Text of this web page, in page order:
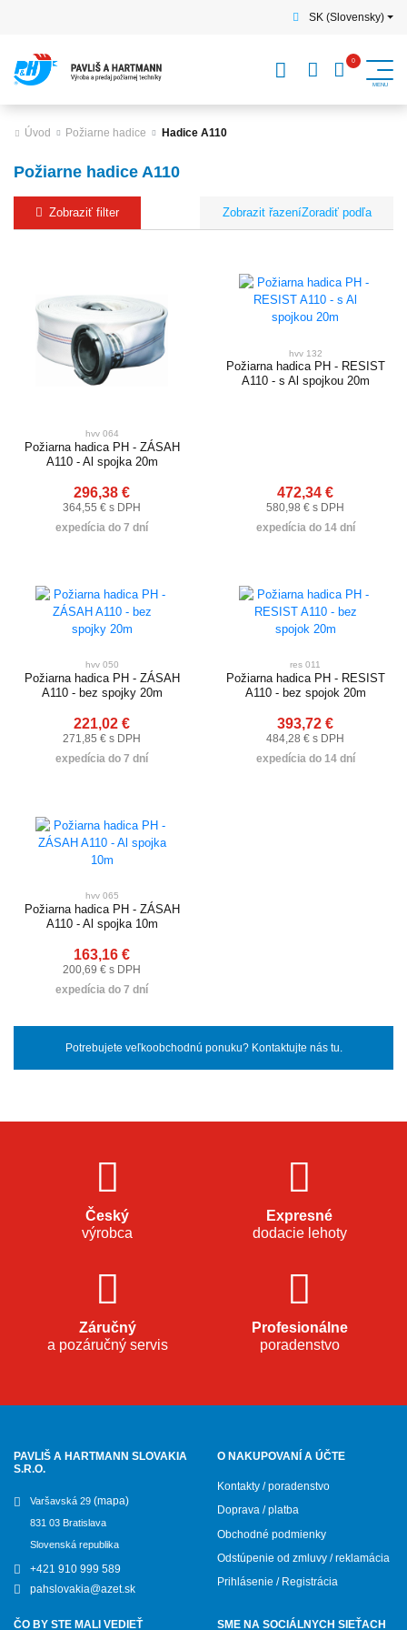
SK (Slovensky)
Úvod Požiarne hadice Hadice A110
Požiarne hadice A110
Zobraziť filter Zoradiť podľa
hvv 064
Požiarna hadica PH - ZÁSAH
A110 - Al spojka 20m
296,38 €
364,55 € s DPH
expedícia do 7 dní
hvv 132
Požiarna hadica PH - RESIST
A110 - s Al spojkou 20m
472,34 €
580,98 € s DPH
expedícia do 14 dní
hvv 050
Požiarna hadica PH - ZÁSAH
A110 - bez spojky 20m
221,02 €
271,85 € s DPH
expedícia do 7 dní
res 011
Požiarna hadica PH - RESIST
A110 - bez spojok 20m
393,72 €
484,28 € s DPH
expedícia do 14 dní
hvv 065
Požiarna hadica PH - ZÁSAH
A110 - Al spojka 10m
163,16 €
200,69 € s DPH
expedícia do 7 dní
Potrebujete veľkoobchodnú ponuku? Kontaktujte nás tu.
Český
výrobca
Expresné
dodacie lehoty
Záručný
a pozáručný servis
Profesionálne
poradenstvo
PAVLIŠ A HARTMANN SLOVAKIA
S.R.O.
Varšavská 29 (mapa)
831 03 Bratislava
Slovenská republika
+421 910 999 589
pahslovakia@azet.sk
O NAKUPOVANÍ A ÚČTE
Kontakty / poradenstvo
Doprava / platba
Obchodné podmienky
Odstúpenie od zmluvy / reklamácia
Prihlásenie / Registrácia
ČO BY STE MALI VEDIEŤ SME NA SOCIÁLNYCH SIEŤACH